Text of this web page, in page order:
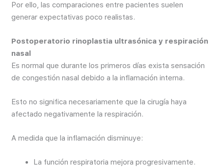
Por ello, las comparaciones entre pacientes suelen
generar expectativas poco realistas.
Postoperatorio rinoplastia ultrasónica y respiración
nasal
Es normal que durante los primeros días exista sensación
de congestión nasal debido a la inflamación interna.
Esto no significa necesariamente que la cirugía haya
afectado negativamente la respiración.
A medida que la inflamación disminuye:
La función respiratoria mejora progresivamente.